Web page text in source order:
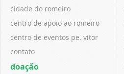
cidade do romeiro
centro de apoio ao romeiro
centro de eventos pe. vitor
contato
doação